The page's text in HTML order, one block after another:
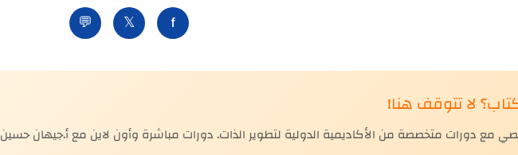
f
𝕏
💬
لا تتوقف هنا!
مع دورات متخصصة من الأكاديمية الدولية لتطوير الذات. دورات مباشرة وأون لاين مع أ.جيهان حسين